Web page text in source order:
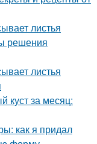
листья
решения
листья
куст за месяц:
как я придал